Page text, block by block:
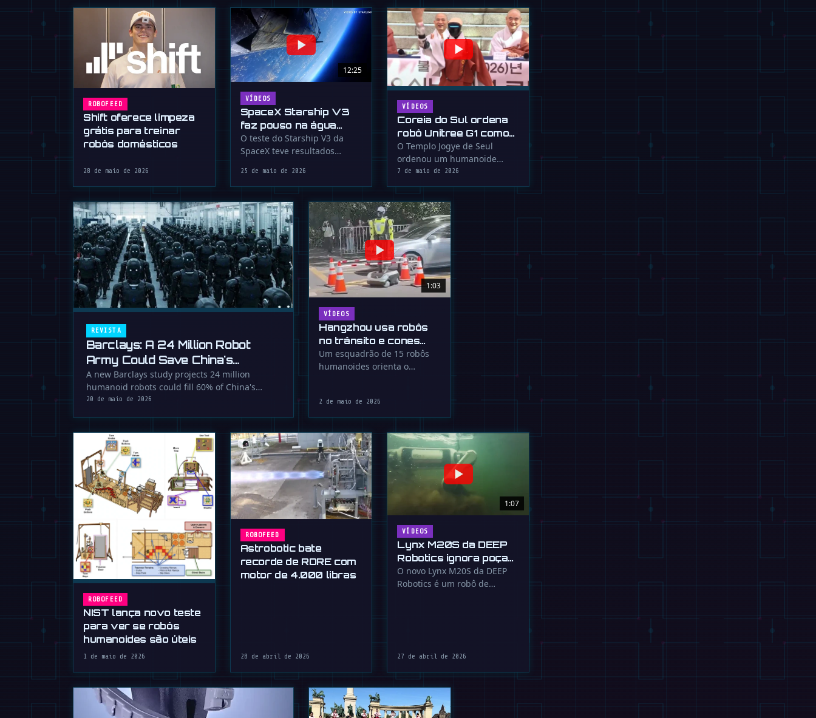
ROBOFEED
Shift oferece limpeza
grátis para treinar
robôs domésticos
28 de maio de 2026
12:25
VÍDEOS
SpaceX Starship V3
faz pouso na água
após explosão do
booster
O teste do Starship V3 da
SpaceX teve resultados
reentrada, …
25 de maio de 2026
REVISTA
Barclays: A 24 Million Robot
Army Could Save China's
Economy
A new Barclays study projects 24 million
humanoid robots could fill 60% of China's
looming labor gap by 2035, reshaping …
20 de maio de 2026
VÍDEOS
Coreia do Sul ordena
robô Unitree G1 como
monge budista
O Templo Jogye de Seul
ordenou um humanoide
Unitree G1 chamado Gabi
como monge budista com …
7 de maio de 2026
1:03
VÍDEOS
Hangzhou usa robôs
no trânsito e cones
sentem a ameaça
Um esquadrão de 15 robôs
humanoides orienta o
2 de maio de 2026
ROBOFEED
NIST lança novo teste
para ver se robôs
humanoides são úteis
1 de maio de 2026
ROBOFEED
Astrobotic bate
recorde de RDRE com
motor de 4.000 libras
28 de abril de 2026
1:07
VÍDEOS
Lynx M20S da DEEP
Robotics ignora poças
e lagos
O novo Lynx M20S da DEEP
Robotics é um robô de
27 de abril de 2026